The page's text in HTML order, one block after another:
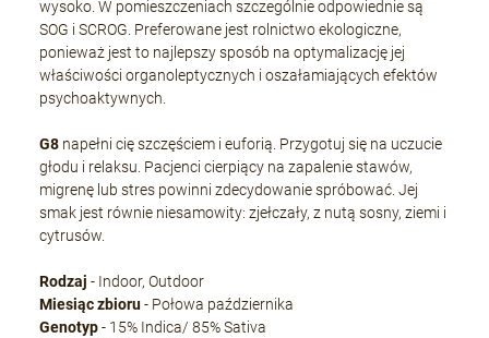
wysoko. W pomieszczeniach szczególnie odpowiednie są
SOG i SCROG. Preferowane jest rolnictwo ekologiczne,
ponieważ jest to najlepszy sposób na optymalizację jej
właściwości organoleptycznych i oszałamiających efektów
psychoaktywnych.
G8 napełni cię szczęściem i euforią. Przygotuj się na uczucie
głodu i relaksu. Pacjenci cierpiący na zapalenie stawów,
migrenę lub stres powinni zdecydowanie spróbować. Jej
smak jest równie niesamowity: zjełczały, z nutą sosny, ziemi i
cytrusów.
Rodzaj - Indoor, Outdoor
Miesiąc zbioru- Połowa października
Genotyp- 15% Indica/ 85% Sativa